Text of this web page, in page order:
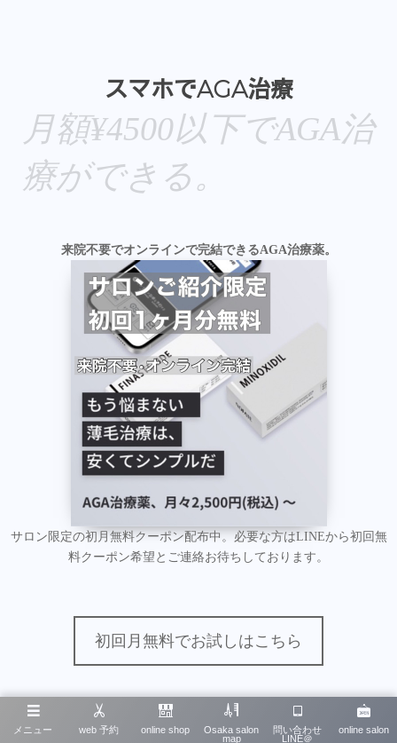
スマホでAGA治療
月額¥4500以下でAGA治
療ができる。
来院不要でオンラインで完結できるAGA治療薬。
サロン限定の初月無料クーポン配布中。必要な方はLINEから初回無
料クーポン希望とご連絡お待ちしております。
初回月無料でお試しはこちら
メニュー web 予約 online shop
Osaka salon
map
問い合わせ
LINE＠
online salon